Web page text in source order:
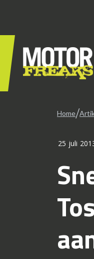
Home/
25 juli